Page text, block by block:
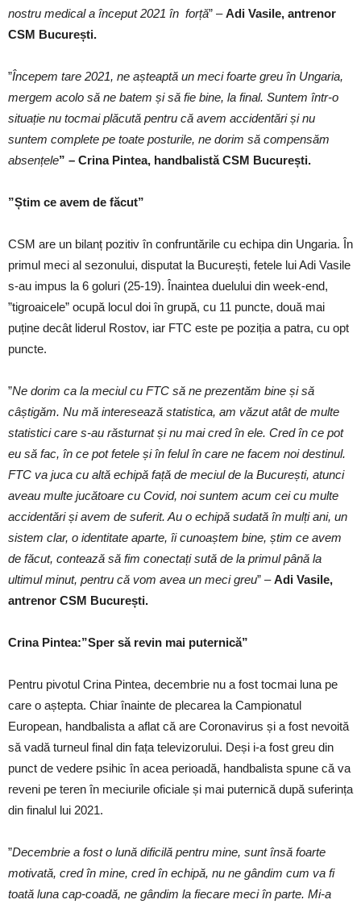
nostru medical a început 2021 în forță” –Adi Vasile, antrenor
CSM București.
”Începem tare 2021, ne așteaptă un meci foarte greu în Ungaria,
mergem acolo să ne batem și să fie bine, la final. Suntem într-o
situație nu tocmai plăcută pentru că avem accidentări și nu
suntem complete pe toate posturile, ne dorim să compensăm
absențele” – Crina Pintea, handbalistă CSM București.
”Știm ce avem de făcut”
CSM are un bilanț pozitiv în confruntările cu echipa din Ungaria. În
primul meci al sezonului, disputat la București, fetele lui Adi Vasile
s-au impus la 6 goluri (25-19). Înaintea duelului din week-end,
”tigroaicele” ocupă locul doi în grupă, cu 11 puncte, două mai
puține decât liderul Rostov, iar FTC este pe poziția a patra, cu opt
puncte.
”Ne dorim ca la meciul cu FTC să ne prezentăm bine și să
câștigăm. Nu mă interesează statistica, am văzut atât de multe
statistici care s-au răsturnat și nu mai cred în ele. Cred în ce pot
eu să fac, în ce pot fetele și în felul în care ne facem noi destinul.
FTC va juca cu altă echipă față de meciul de la București, atunci
aveau multe jucătoare cu Covid, noi suntem acum cei cu multe
accidentări și avem de suferit. Au o echipă sudată în mulți ani, un
sistem clar, o identitate aparte, îi cunoaștem bine, știm ce avem
de făcut, contează să fim conectați sută de la primul până la
ultimul minut, pentru că vom avea un meci greu” –Adi Vasile,
antrenor CSM București.
Crina Pintea:”Sper să revin mai puternică”
Pentru pivotul Crina Pintea, decembrie nu a fost tocmai luna pe
care o aștepta. Chiar înainte de plecarea la Campionatul
European, handbalista a aflat că are Coronavirus și a fost nevoită
să vadă turneul final din fața televizorului. Deși i-a fost greu din
punct de vedere psihic în acea perioadă, handbalista spune că va
reveni pe teren în meciurile oficiale și mai puternică după suferința
din finalul lui 2021.
”Decembrie a fost o lună dificilă pentru mine, sunt însă foarte
motivată, cred în mine, cred în echipă, nu ne gândim cum va fi
toată luna cap-coadă, ne gândim la fiecare meci în parte. Mi-a